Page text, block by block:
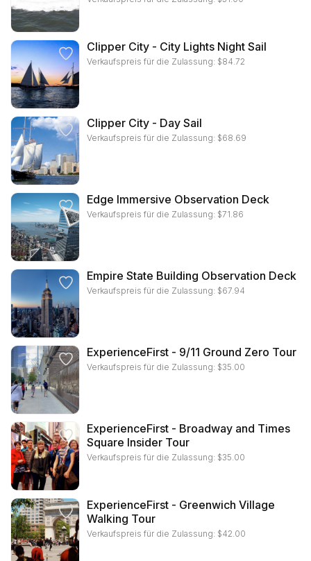
Clipper City - City Lights Night Sail
Verkaufspreis für die Zulassung: $84.72
Clipper City - Day Sail
Verkaufspreis für die Zulassung: $68.69
Edge Immersive Observation Deck
Verkaufspreis für die Zulassung: $71.86
Empire State Building Observation Deck
Verkaufspreis für die Zulassung: $67.94
ExperienceFirst - 9/11 Ground Zero Tour
Verkaufspreis für die Zulassung: $35.00
ExperienceFirst - Broadway and Times
Square Insider Tour
Verkaufspreis für die Zulassung: $35.00
ExperienceFirst - Greenwich Village
Walking Tour
Verkaufspreis für die Zulassung: $42.00